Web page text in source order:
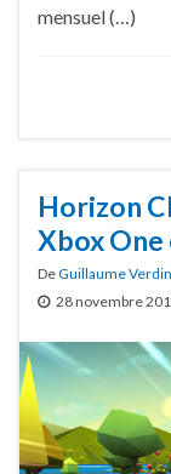
mensuel (…)
Horizon
Xbox
DeGuillaume Verdin
28 novembre